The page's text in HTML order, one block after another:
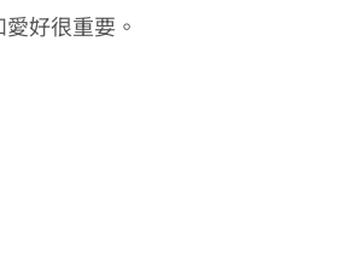
好很重要。